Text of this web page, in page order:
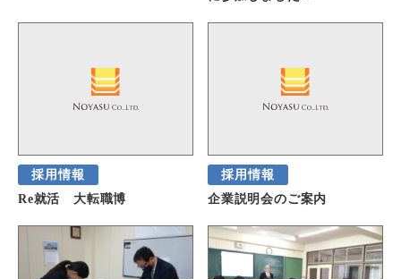
採用情報
Re就活 大転職博
採用情報
企業説明会のご案内